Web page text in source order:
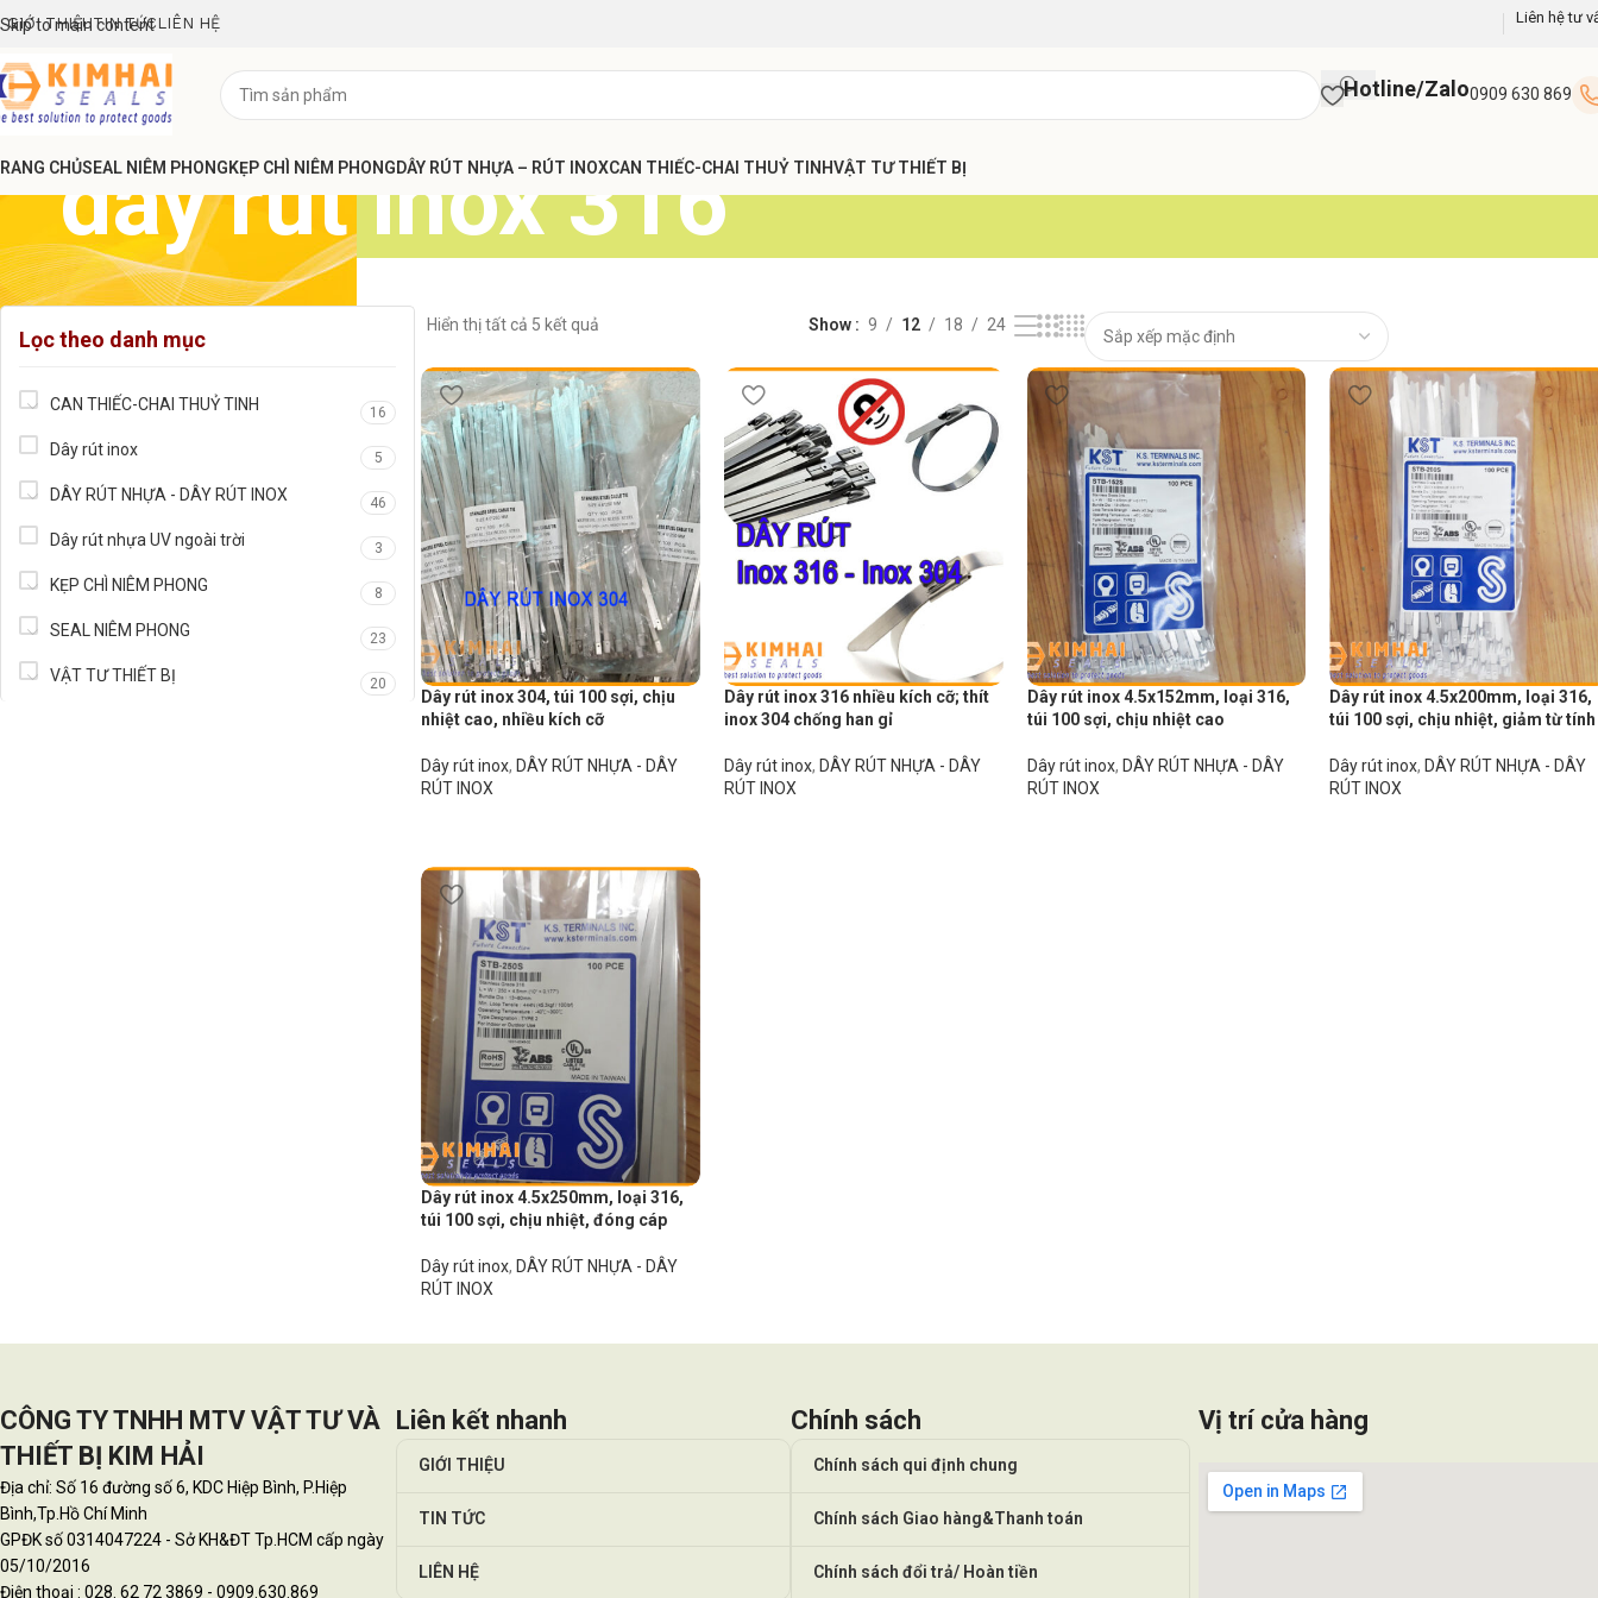
Skip to main content
GIỚI THIỆUTIN TỨC LIÊN HỆ Liên hệ tư
Hotline/Zalo0909 630 869
CHỦSEAL NIÊM PHONGKẸP CHÌ NIÊM PHONGDÂY RÚT NHỰA – RÚT INOXCAN THIẾC-CHAI THUỶ TINHVẬT TƯ THIẾT BỊ
dây rút inox 316
Lọc theo danh mục
CAN THIẾC-CHAI THUỶ TINH 16
Dây rút inox 5
DÂY RÚT NHỰA - DÂY RÚT INOX 46
Dây rút nhựa UV ngoài trời 3
KẸP CHÌ NIÊM PHONG 8
SEAL NIÊM PHONG 23
VẬT TƯ THIẾT BỊ 20
Hiển thị tất cả 5 kết quả Show 9 12 18 24
Dây rút inox 304, túi 100 sợi, chịu
nhiệt cao, nhiều kích cỡ
Dây rút inox, DÂY RÚT NHỰA - DÂY
RÚT INOX
Dây rút inox 316 nhiều kích cỡ; thít
inox 304 chống han gỉ
Dây rút inox, DÂY RÚT NHỰA - DÂY
RÚT INOX
Dây rút inox 4.5x152mm, loại 316,
túi 100 sợi, chịu nhiệt cao
Dây rút inox, DÂY RÚT NHỰA - DÂY
RÚT INOX
Dây rút inox 4.5x200mm, loại 316,
túi 100 sợi, chịu nhiệt, giảm từ tính
Dây rút inox, DÂY RÚT NHỰA - DÂY
RÚT INOX
Dây rút inox 4.5x250mm, loại 316,
túi 100 sợi, chịu nhiệt, đóng cáp
Dây rút inox, DÂY RÚT NHỰA - DÂY
RÚT INOX
CÔNG TY TNHH MTV VẬT TƯ VÀ
THIẾT BỊ KIM HẢI
Địa chỉ: Số 16 đường số 6, KDC Hiệp Bình, P.Hiệp
Bình,Tp.Hồ Chí Minh
GPĐK số 0314047224 - Sở KH&ĐT Tp.HCM cấp ngày
05/10/2016
Điện thoại : 028. 62 72 3869 - 0909.630.869
Liên kết nhanh
GIỚI THIỆU
TIN TỨC
LIÊN HỆ
Chính sách
Chính sách qui định chung
Chính sách Giao hàng&Thanh toán
Chính sách đổi trả/ Hoàn tiền
Vị trí cửa hàng